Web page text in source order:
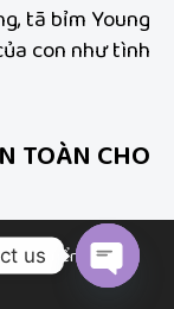
tã bỉm Young
con như tình
TOÀN CHO
phát triển bởi
us